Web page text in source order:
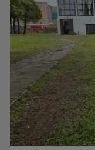
CRISTINA ŞOLOC
După cum afirmă, nu